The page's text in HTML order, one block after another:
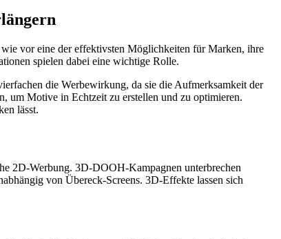
vor eine der effektivsten Möglichkeiten für Marken, ihre
spielen dabei eine wichtige Rolle.
die Werbewirkung, da sie die Aufmerksamkeit der
um Motive in Echtzeit zu erstellen und zu optimieren.
lässt.
2D-Werbung. 3D-DOOH-Kampagnen unterbrechen
von Übereck-Screens. 3D-Effekte lassen sich